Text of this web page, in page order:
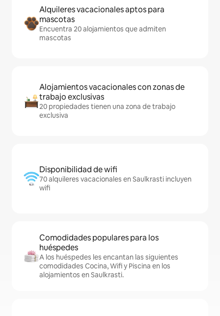
Alquileres vacacionales aptos para
mascotas
Encuentra 20 alojamientos que admiten
mascotas
Alojamientos vacacionales con zonas de
trabajo exclusivas
20 propiedades tienen una zona de trabajo
exclusiva
Disponibilidad de wifi
70 alquileres vacacionales en Saulkrasti incluyen
wifi
Comodidades populares para los
huéspedes
A los huéspedes les encantan las siguientes
comodidades Cocina, Wifi y Piscina en los
alojamientos en Saulkrasti.